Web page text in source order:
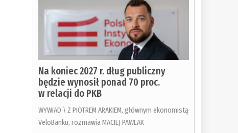
Na koniec 2027 r. dług publiczny
będzie wynosił ponad 70 proc.
w relacji do PKB
WYWIAD \ Z PIOTREM ARAKIEM, głównym ekonomistą
VeloBanku, rozmawia MACIEJ PAWLAK